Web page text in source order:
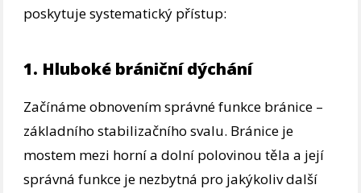
poskytuje systematický přístup:
1. Hluboké brániční dýchání
Začínáme obnovením správné funkce bránice –
základního stabilizačního svalu. Bránice je
mostem mezi horní a dolní polovinou těla a její
správná funkce je nezbytná pro jakýkoliv další